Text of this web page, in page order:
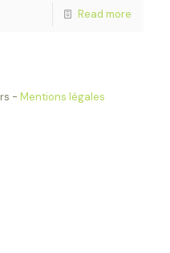
Read more
- Mentions légales